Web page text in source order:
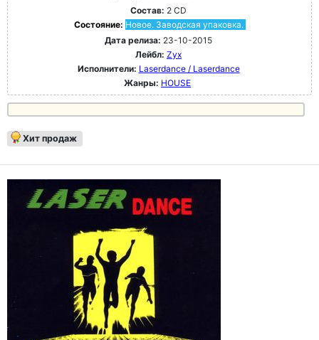
Состав: 2 CD
Состояние: Новое. Заводская упаковка.
Дата релиза: 23-10-2015
Лейбл: Zyx
Исполнители: Laserdance / Laserdance
Жанры: HOUSE
Хит продаж